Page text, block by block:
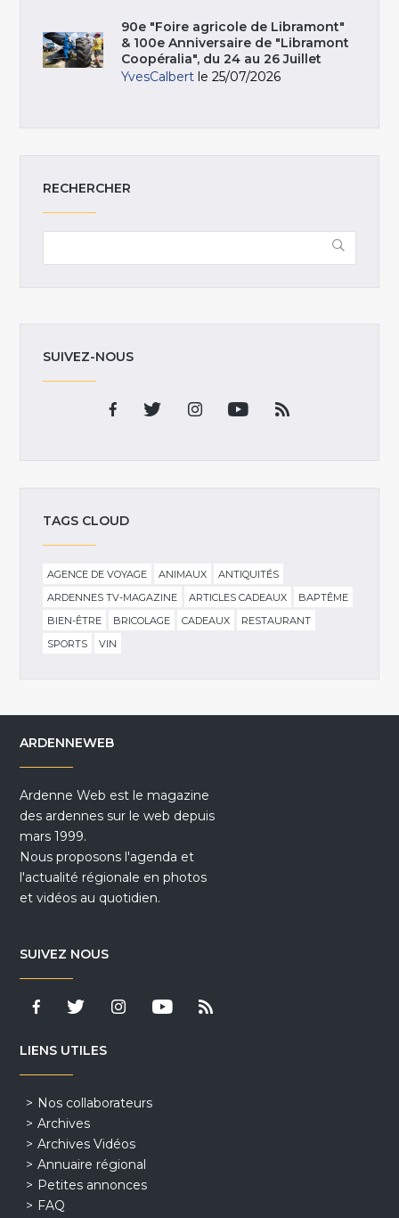
90e "Foire agricole de Libramont"
& 100e Anniversaire de "Libramont
Coopéralia", du 24 au 26 Juillet
YvesCalbert le 25/07/2026
RECHERCHER
SUIVEZ-NOUS
TAGS CLOUD
AGENCE DE VOYAGE ANIMAUX
ANTIQUITÉS
ARDENNES TV-MAGAZINE
ARTICLES CADEAUX
BAPTÊME
BIEN-ÊTRE
BRICOLAGE CADEAUX
RESTAURANT
SPORTS
VIN
ARDENNEWEB
Ardenne Web est le magazine
des ardennes sur le web depuis
mars 1999.
Nous proposons l'agenda et
l'actualité régionale en photos
et vidéos au quotidien.
SUIVEZ NOUS
LIENS UTILES
Nos collaborateurs
Archives
Archives Vidéos
Annuaire régional
Petites annonces
FAQ